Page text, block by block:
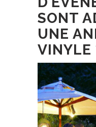
SONT
UNE
VINYLE